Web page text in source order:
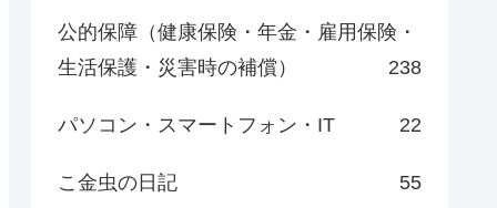
公的保障（健康保険・年金・雇用保険・
生活保護・災害時の補償）
238
パソコン・スマートフォン・IT 22
こ金虫の日記 55